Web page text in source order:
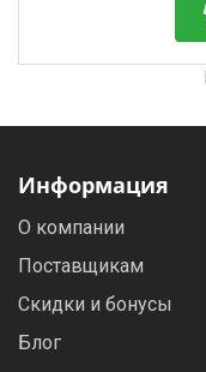
Информация
О компании
Поставщикам
Скидки и бонусы
Блог